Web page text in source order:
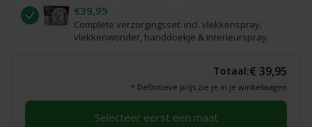
€39,95
Complete verzorgingsset: incl. vlekkenspray,
vlekkenwonder, handdoekje & interieurspray.
Totaal:€ 39,95
* Definitieve prijs zie je in je winkelwagen
Selecteer eerst een maat